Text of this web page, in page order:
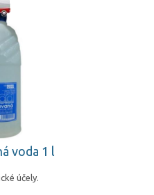
voda 1 l
účely.